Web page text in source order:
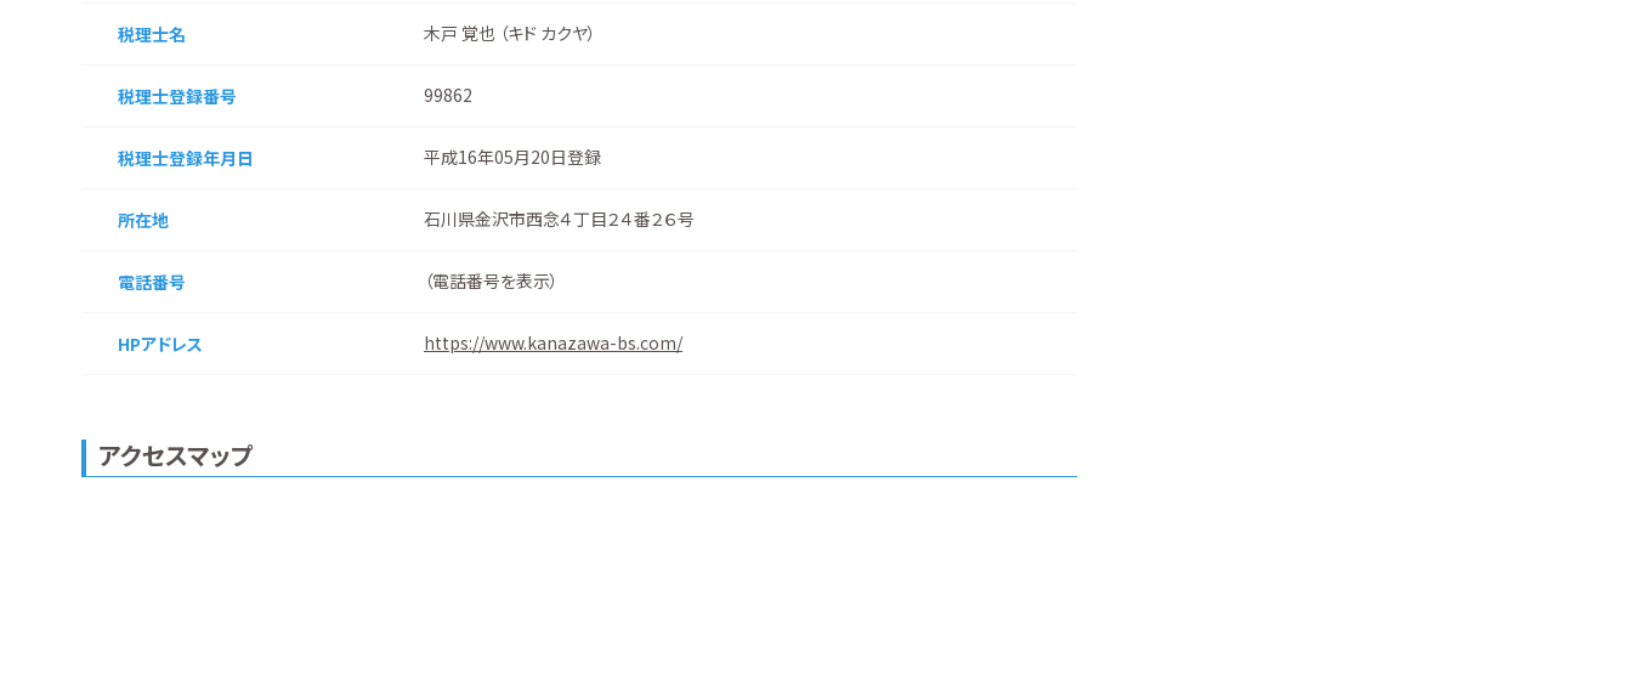
税理士名 木戸 覚也 （キド カクヤ）
税理士登録番号 99862
税理士登録年月日 平成16年05月20日登録
所在地 石川県金沢市西念４丁目２４番２６号
電話番号 （電話番号を表示）
HPアドレス https://www.kanazawa-bs.com/
アクセスマップ